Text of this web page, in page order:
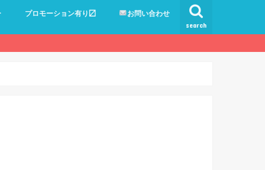
search
プロモーション有り〼 お問い合わせ